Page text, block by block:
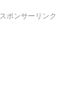
スポンサーリンク